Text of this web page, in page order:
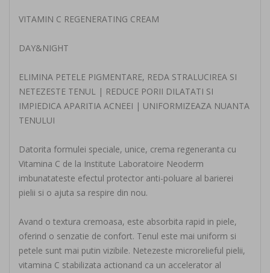
VITAMIN C REGENERATING CREAM
DAY&NIGHT
ELIMINA PETELE PIGMENTARE, REDA STRALUCIREA SI
NETEZESTE TENUL | REDUCE PORII DILATATI SI
IMPIEDICA APARITIA ACNEEI | UNIFORMIZEAZA NUANTA
TENULUI
Datorita formulei speciale, unice, crema regeneranta cu
Vitamina C de la Institute Laboratoire Neoderm
imbunatateste efectul protector anti-poluare al barierei
pielii si o ajuta sa respire din nou.
Avand o textura cremoasa, este absorbita rapid in piele,
oferind o senzatie de confort. Tenul este mai uniform si
petele sunt mai putin vizibile. Netezeste microrelieful pielii,
vitamina C stabilizata actionand ca un accelerator al